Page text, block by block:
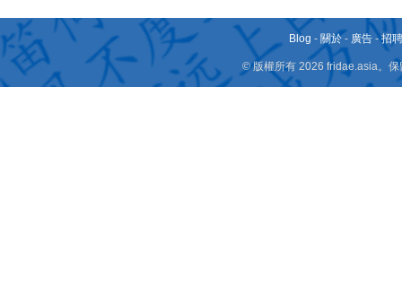
Blog - 關於 - 廣告 -招
© 版權所有 2026 fridae.asia。